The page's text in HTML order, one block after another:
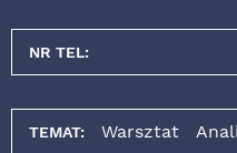
NR TEL:
TEMAT: